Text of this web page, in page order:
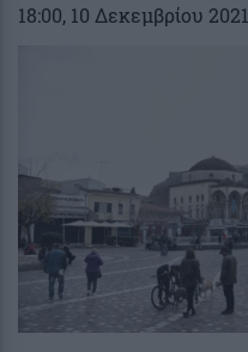
18:00, 10 Δεκεμβρίου 2021